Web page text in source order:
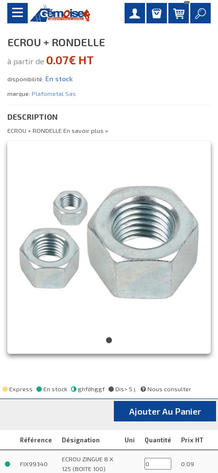
ECROU + RONDELLE
à partir de 0.07€ HT
disponibilité: En stock
marque: Plafometal Sas
DESCRIPTION
ECROU + RONDELLEEn savoir plus »
Express En stock ghfdhggf Dis> 5 j. Nous consulter
Ajouter Au Panier
Référence Désignation Uni Quantité Prix HT
FIX99340
ECROU ZINGUE 8 X
125 (BOITE 100)
0.09